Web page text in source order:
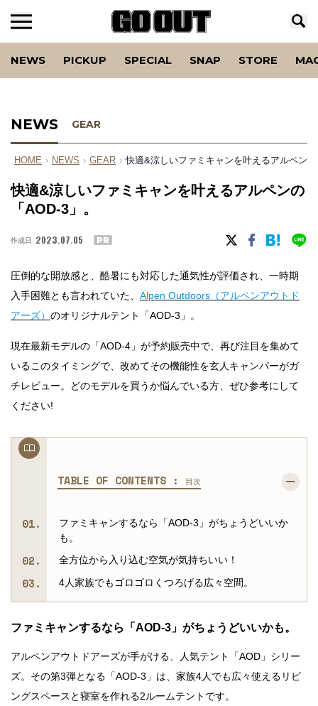
NEWS PICKUP SPECIAL SNAP STORE
NEWS GEAR
HOME › NEWS › GEAR › 快適&涼しいファミキャンを叶えるアルペン
快適&涼しいファミキャンを叶えるアルペンの
「AOD-3」。
作成日 2023.07.05 PR
圧倒的な開放感と、酷暑にも対応した通気性が評価され、一時期
入手困難とも言われていた、 Alpen Outdoors（アルペンアウトド
アーズ） のオリジナルテント「AOD-3」。
現在最新モデルの「AOD-4」が予約販売中で、再び注目を集めて
いるこのタイミングで、改めてその機能性を玄人キャンパーがガ
チレビュー。どのモデルを買うか悩んでいる方、ぜひ参考にして
ください!
TABLE OF CONTENTS : 目次
ファミキャンするなら「AOD-3」がちょうどいいか
も。
全方位から入り込む空気が気持ちいい！
4人家族でもゴロゴロくつろげる広々空間。
ファミキャンするなら「AOD-3」がちょうどいいかも。
アルペンアウトドアーズが手がける、人気テント「AOD」シリー
ズ。その第3弾となる「AOD-3」は、家族4人でも広々使えるリビ
ングスペースと寝室を作れる2ルームテントです。